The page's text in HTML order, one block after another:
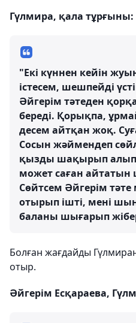
Гүлмира, қала тұрғыны:
"Екі күннен кейін
істесем, шешпейді
Әйгерім тәтеден
береді. Қорықпа,
десем айтқан жоқ.
Сосын жәймендеп
қызды шақырып алып,
может саған айтатын
Сөйтсем Әйгерім тәте
отырып ішті, мені
баланы шығарып
Болған жағдайды
отыр.
Әйгерім Есқараева,